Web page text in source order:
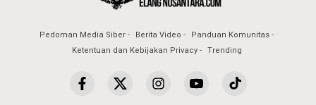
Pedoman Media Siber Berita Video
Panduan Komunitas
Ketentuan dan Kebijakan Privacy
Trending